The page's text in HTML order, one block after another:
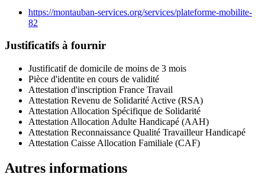
https://montauban-services.org/services/plateforme-mobilite-
82
Justificatifs à fournir
Justificatif de domicile de moins de 3 mois
Pièce d'identite en cours de validité
Attestation d'inscription France Travail
Attestation Revenu de Solidarité Active (RSA)
Attestation Allocation Spécifique de Solidarité
Attestation Allocation Adulte Handicapé (AAH)
Attestation Reconnaissance Qualité Travailleur Handicapé
Attestation Caisse Allocation Familiale (CAF)
Autres informations